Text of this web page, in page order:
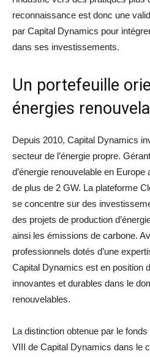
reconnaissance est donc une
par Capital Dynamics pour
dans ses investissements.
Un portefeuille
énergies
Depuis 2010, Capital Dynamics
secteur de l’énergie propre.
d’énergie renouvelable en
de plus de 2 GW. La plateforme
se concentre sur des
des projets de production
ainsi les émissions de carbone.
professionnels dotés d’une
Capital Dynamics est en position
innovantes et durables dans le
renouvelables.
La distinction obtenue par le
VIII de Capital Dynamics dans le